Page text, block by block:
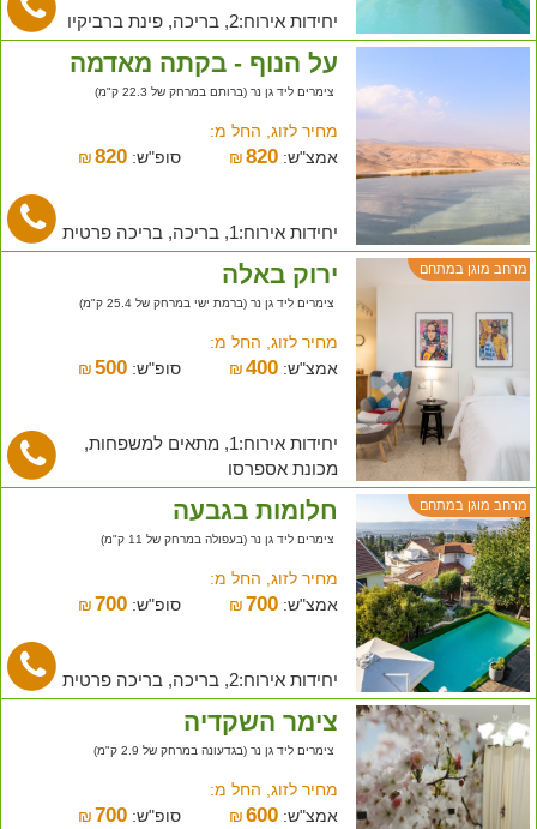
יחידות אירוח:2, בריכה, פינת ברביקיו
על הנוף - בקתה מאדמה
צימרים ליד גן נר (ברותם במרחק של 22.3 ק"מ)
מחיר לזוג, החל מ:
אמצ"ש:
₪820 סופ"ש: ₪ 820
יחידות אירוח:1, בריכה, בריכה פרטית
מרחב מוגן במתחם ירוק באלה
צימרים ליד גן נר (ברמת ישי במרחק של 25.4 ק"מ)
מחיר לזוג, החל מ:
אמצ"ש:
₪400 סופ"ש: ₪ 500
יחידות אירוח:1, מתאים למשפחות,
מכונת אספרסו
מרחב מוגן במתחם חלומות בגבעה
צימרים ליד גן נר (בעפולה במרחק של 11 ק"מ)
מחיר לזוג, החל מ:
אמצ"ש:
₪700 סופ"ש: ₪ 700
יחידות אירוח:2, בריכה, בריכה פרטית
צימר השקדיה
צימרים ליד גן נר (בגדעונה במרחק של 2.9 ק"מ)
מחיר לזוג, החל מ:
אמצ"ש:
₪600 סופ"ש: ₪ 700